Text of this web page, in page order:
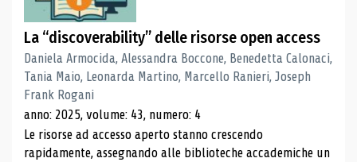
La “discoverability” delle risorse open access
Daniela Armocida, Alessandra Boccone, Benedetta Calonaci,
Tania Maio, Leonarda Martino, Marcello Ranieri, Joseph
Frank Rogani
anno: 2025, volume: 43, numero: 4
Le risorse ad accesso aperto stanno crescendo
rapidamente, assegnando alle biblioteche accademiche un